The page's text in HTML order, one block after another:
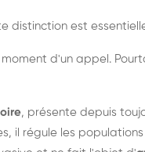
distinction est
d'un appel.
, présente depuis
il régule les